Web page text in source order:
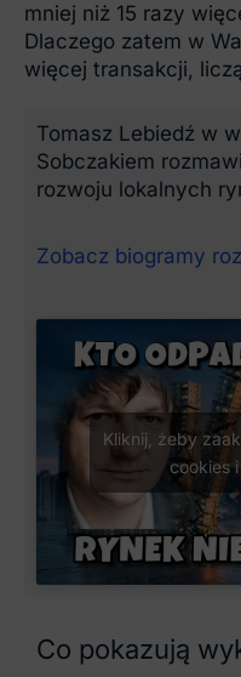
mniej niż 15 razy
Dlaczego zatem w
więcej transakcji,
Tomasz Lebiedź w
Sobczakiem
rozwoju lokalnych
Zobacz biogramy
Kliknij, żeby
cookies
Co pokazują